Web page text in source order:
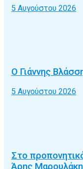
5 Αυγούστου 2026
Ο Γιάννης
5 Αυγούστου 2026
Στο
Άρης